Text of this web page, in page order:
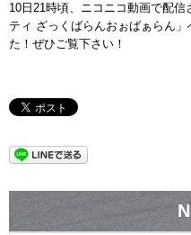
10日21時頃、ニコニコ動画で配
ティ ざっくばらんおぉばぁらん
た！ぜひご覧下さい！